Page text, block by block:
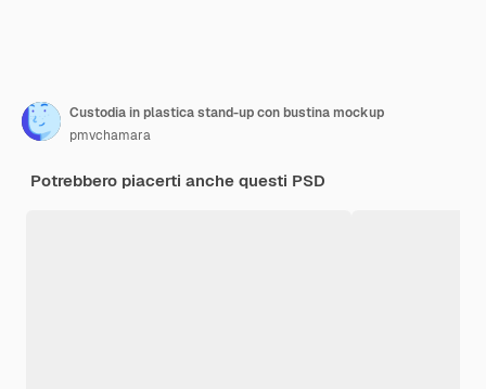
Custodia in plastica stand-up con bustina mockup
pmvchamara
Potrebbero piacerti anche questi PSD